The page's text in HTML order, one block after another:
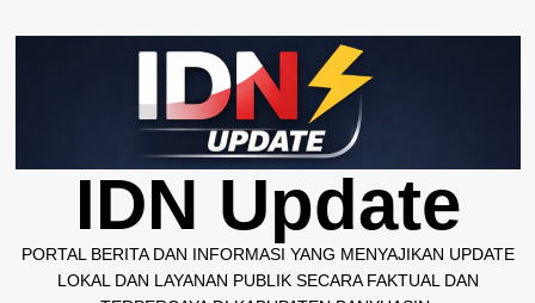
to
IDN Update
PORTAL BERITA DAN INFORMASI YANG MENYAJIKAN UPDATE
LOKAL DAN LAYANAN PUBLIK SECARA FAKTUAL DAN